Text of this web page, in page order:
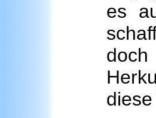
es